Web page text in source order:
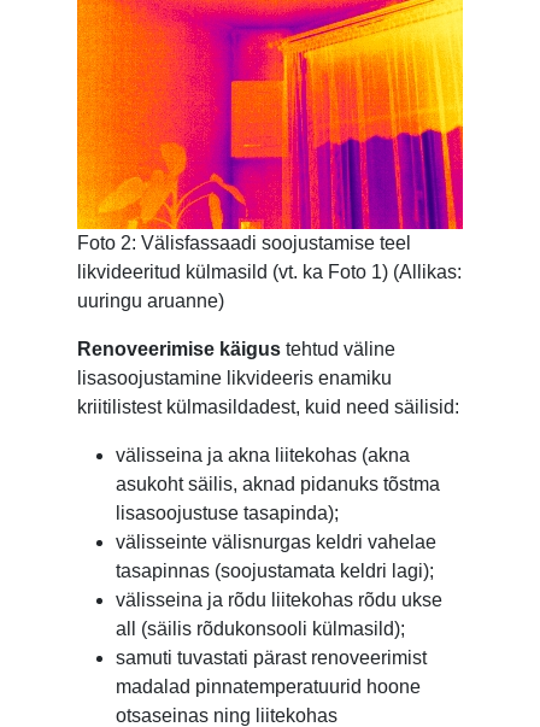
Foto 2: Välisfassaadi soojustamise teel
likvideeritud külmasild (vt. ka Foto 1) (Allikas:
uuringu aruanne)
Renoveerimise käigus tehtud väline
lisasoojustamine likvideeris enamiku
kriitilistest külmasildadest, kuid need säilisid:
välisseina ja akna liitekohas (akna
asukoht säilis, aknad pidanuks tõstma
lisasoojustuse tasapinda);
välisseinte välisnurgas keldri vahelae
tasapinnas (soojustamata keldri lagi);
välisseina ja rõdu liitekohas rõdu ukse
all (säilis rõdukonsooli külmasild);
samuti tuvastati pärast renoveerimist
madalad pinnatemperatuurid hoone
otsaseinas ning liitekohas